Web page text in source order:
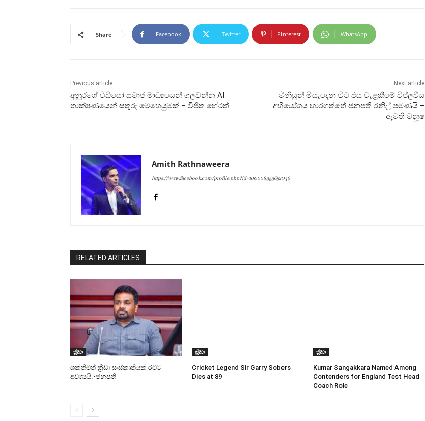
Share Facebook Twitter Pinterest WhatsApp
Previous article
අනුරගේ වීඩියෝ සමාජ මාධ්‍යයෙන් ගලවන්න AI
තාක්ෂණයෙන් සතුරු මෙහෙයුමක් – විජිත හේරත්
Next article
මිනිසුන් මියැදෙන විට එය වැළකීමේ විප්ලවීය
අභියෝගය භාරගත්තේ ජනපති රනිල් පමණයි –
ඇමති මනූෂ
Amith Rathnaweera
https://www.facebook.com/profile.php?id=100008353692046
RELATED ARTICLES
ක්‍රීඩා
ශක්තිමත් ක්‍රීඩා සංස්කෘතියක් රටට
අවශ්‍යයි.-ජනපති
ක්‍රීඩා
Cricket Legend Sir Garry Sobers
Dies at 89
ක්‍රීඩා
Kumar Sangakkara Named Among
Contenders for England Test Head
Coach Role